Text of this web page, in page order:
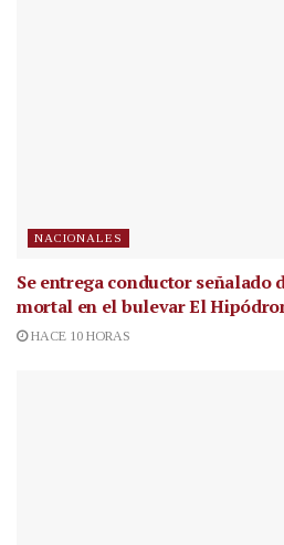
NACIONALES
Se entrega conductor señalado
mortal en el bulevar El
HACE 10 HORAS